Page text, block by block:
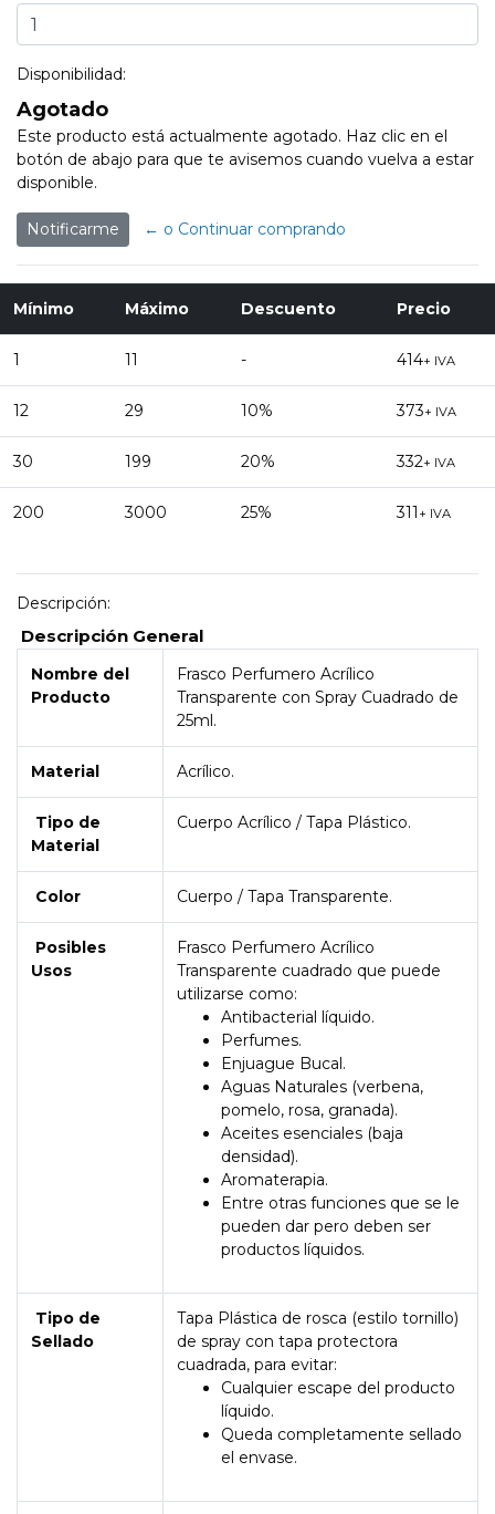
Disponibilidad:
Agotado
Este producto está actualmente agotado. Haz clic en el
botón de abajo para que te avisemos cuando vuelva a estar
disponible.
Notificarme ← o Continuar comprando
Mínimo Máximo Descuento Precio
1 11 - 414+ IVA
12 29 10% 373+ IVA
30 199 20% 332+ IVA
200 3000 25% 311 + IVA
Descripción:
Descripción General
Nombre del
Producto
Frasco Perfumero Acrílico
Transparente con Spray Cuadrado de
25ml.
Material Acrílico.
Tipo de
Material
Cuerpo Acrílico / Tapa Plástico.
Color Cuerpo / Tapa Transparente.
Posibles
Usos
Frasco Perfumero Acrílico
Transparente cuadrado que puede
utilizarse como:
Antibacterial líquido.
Perfumes.
Enjuague Bucal.
Aguas Naturales (verbena,
pomelo, rosa, granada).
Aceites esenciales (baja
densidad).
Aromaterapia.
Entre otras funciones que se le
pueden dar pero deben ser
productos líquidos.
Tipo de
Sellado
Tapa Plástica de rosca (estilo tornillo)
de spray con tapa protectora
cuadrada, para evitar:
Cualquier escape del producto
líquido.
Queda completamente sellado
el envase.